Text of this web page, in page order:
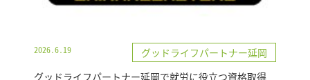
2026.6.19
グッドライフパートナー延岡
グッドライフパートナー延岡で就労に役立つ資格取得